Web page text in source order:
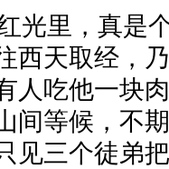
光里，真是
西天取经，
人吃他一块
间等候，不
见三个徒弟